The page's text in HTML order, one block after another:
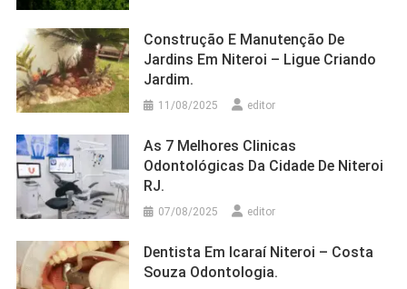
Construção E Manutenção De
Jardins Em Niteroi – Ligue Criando
Jardim.
11/08/2025 editor
As 7 Melhores Clinicas
Odontológicas Da Cidade De Niteroi
RJ.
07/08/2025 editor
Dentista Em Icaraí Niteroi – Costa
Souza Odontologia.